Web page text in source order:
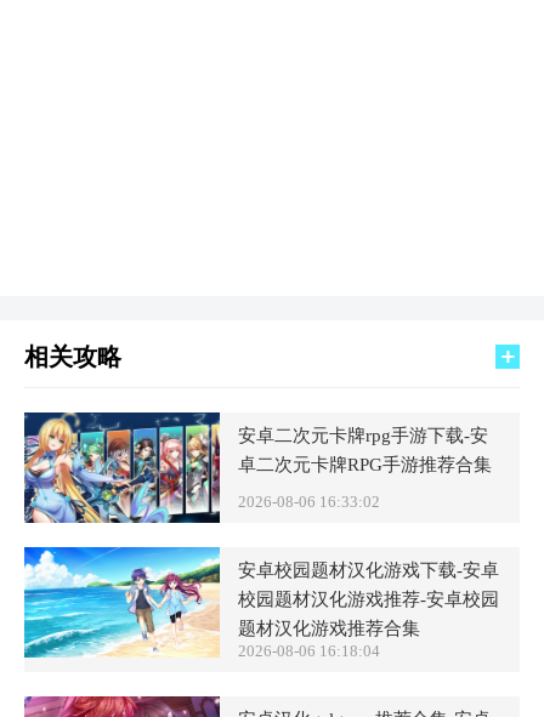
相关攻略
安卓二次元卡牌rpg手游下载-安
卓二次元卡牌RPG手游推荐合集
2026-08-06 16:33:02
安卓校园题材汉化游戏下载-安卓
校园题材汉化游戏推荐-安卓校园
题材汉化游戏推荐合集
2026-08-06 16:18:04